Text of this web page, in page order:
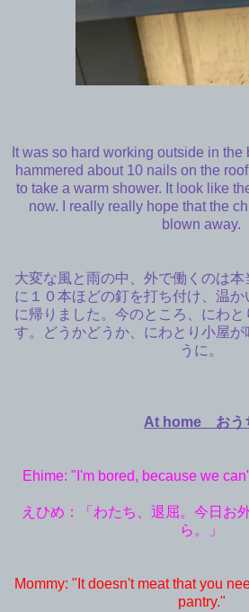
It was so hard working outside in the
hammered about 10 nails on the
to take a warm shower. It look like
now. I really really hope that the
blown away.
大変な風と雨の中、外で働くのは
に１０本ほどの釘を打ち付け、温
に帰りました。今のところ、にわ
す。どうかどうか、にわとり小屋が
うに。
At home おう
Ehime: "I'm bored, because we
えひめ：「わたち、退屈。今日お
ら。」
Mommy: "It doesn't meat that you
pantry."